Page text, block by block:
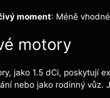
moment: Méně
motory
jako 1.5 dCi, poskytují
nebo jako rodinný vůz.